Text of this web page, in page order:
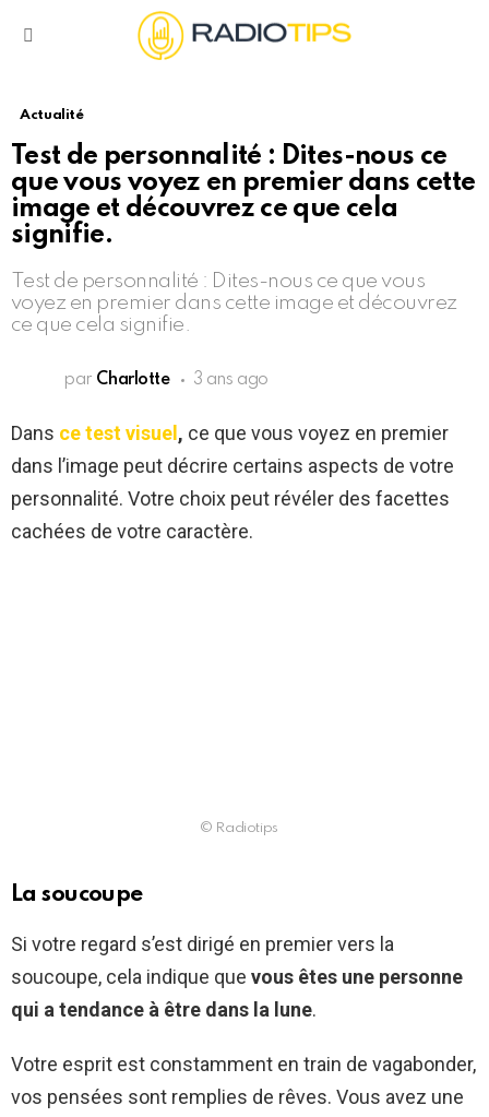
Actualité
Test de personnalité : Dites-nous ce
que vous voyez en premier dans cette
image et découvrez ce que cela
signifie.
Test de personnalité : Dites-nous ce que vous
voyez en premier dans cette image et découvrez
ce que cela signifie.
par Charlotte 3 ans ago
Dans ce test visuel , ce que vous voyez en premier
dans l’image peut décrire certains aspects de votre
personnalité. Votre choix peut révéler des facettes
cachées de votre caractère.
© Radiotips
La soucoupe
Si votre regard s’est dirigé en premier vers la
soucoupe, cela indique que vous êtes une personne
qui a tendance à être dans la lune.
Votre esprit est constamment en train de vagabonder,
vos pensées sont remplies de rêves. Vous avez une